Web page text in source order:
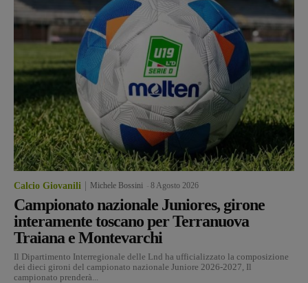
Calcio Giovanili Michele Bossini 8 Agosto 2026
Campionato nazionale Juniores, girone
interamente toscano per Terranuova
Traiana e Montevarchi
Il Dipartimento Interregionale delle Lnd ha ufficializzato la composizione
dei dieci gironi del campionato nazionale Juniore 2026-2027, Il
campionato prenderà...